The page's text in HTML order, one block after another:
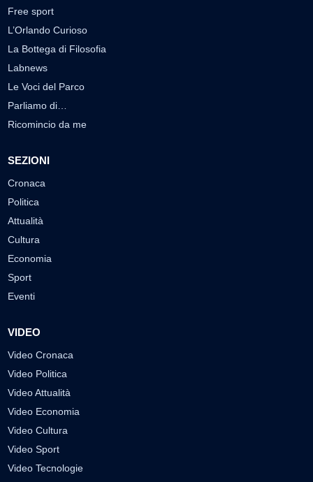
Free sport
L’Orlando Curioso
La Bottega di Filosofia
Labnews
Le Voci del Parco
Parliamo di…
Ricomincio da me
SEZIONI
Cronaca
Politica
Attualità
Cultura
Economia
Sport
Eventi
VIDEO
Video Cronaca
Video Politica
Video Attualità
Video Economia
Video Cultura
Video Sport
Video Tecnologie